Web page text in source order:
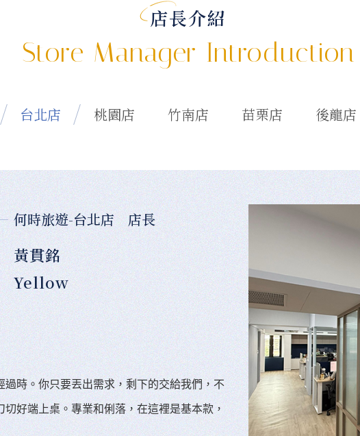
店長介紹
Store Manager Introduction
台北店 桃園店 竹南店 苗栗店 後龍店
何時旅遊-台北店 店長
黃貫銘
Yellow
時。你只要丟出需求，剩下的交給我們，不
好端上桌。專業和俐落，在這裡是基本款，